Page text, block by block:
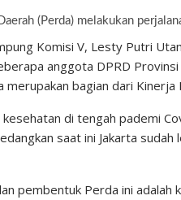
(Perda) melakukan
Komisi V, Lesty Putri
anggota DPRD
merupakan bagian dari Kinerja
di tengah pademi
saat ini Jakarta
pembentuk Perda ini adalah